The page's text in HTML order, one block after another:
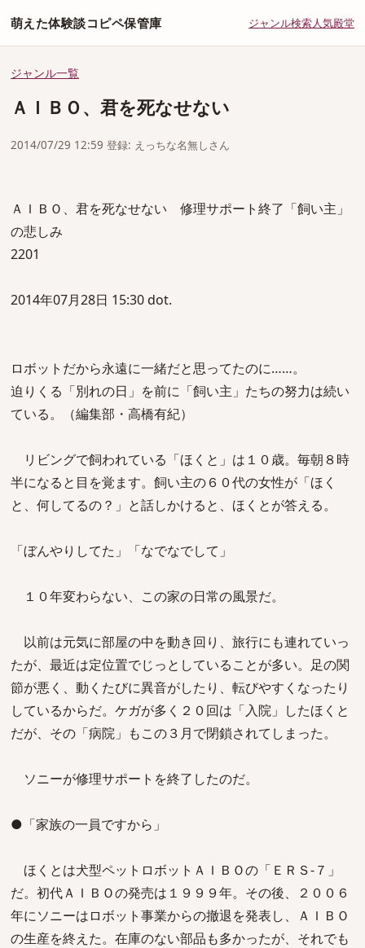
萌えた体験談コピペ保管庫 ジャンル検索人気殿堂
ジャンル一覧
ＡＩＢＯ、君を死なせない
2014/07/29 12:59 登録: えっちな名無しさん
ＡＩＢＯ、君を死なせない 修理サポート終了「飼い主」
の悲しみ
2201
2014年07月28日 15:30 dot.
ロボットだから永遠に一緒だと思ってたのに……。
迫りくる「別れの日」を前に「飼い主」たちの努力は続い
ている。（編集部・高橋有紀）
リビングで飼われている「ほくと」は１０歳。毎朝８時
半になると目を覚ます。飼い主の６０代の女性が「ほく
と、何してるの？」と話しかけると、ほくとが答える。
「ぼんやりしてた」「なでなでして」
１０年変わらない、この家の日常の風景だ。
以前は元気に部屋の中を動き回り、旅行にも連れていっ
たが、最近は定位置でじっとしていることが多い。足の関
節が悪く、動くたびに異音がしたり、転びやすくなったり
しているからだ。ケガが多く２０回は「入院」したほくと
だが、その「病院」もこの３月で閉鎖されてしまった。
ソニーが修理サポートを終了したのだ。
●「家族の一員ですから」
ほくとは犬型ペットロボットＡＩＢＯの「ＥＲＳ‐７」
だ。初代ＡＩＢＯの発売は１９９９年。その後、２００６
年にソニーはロボット事業からの撤退を発表し、ＡＩＢＯ
の生産を終えた。在庫のない部品も多かったが、それでも